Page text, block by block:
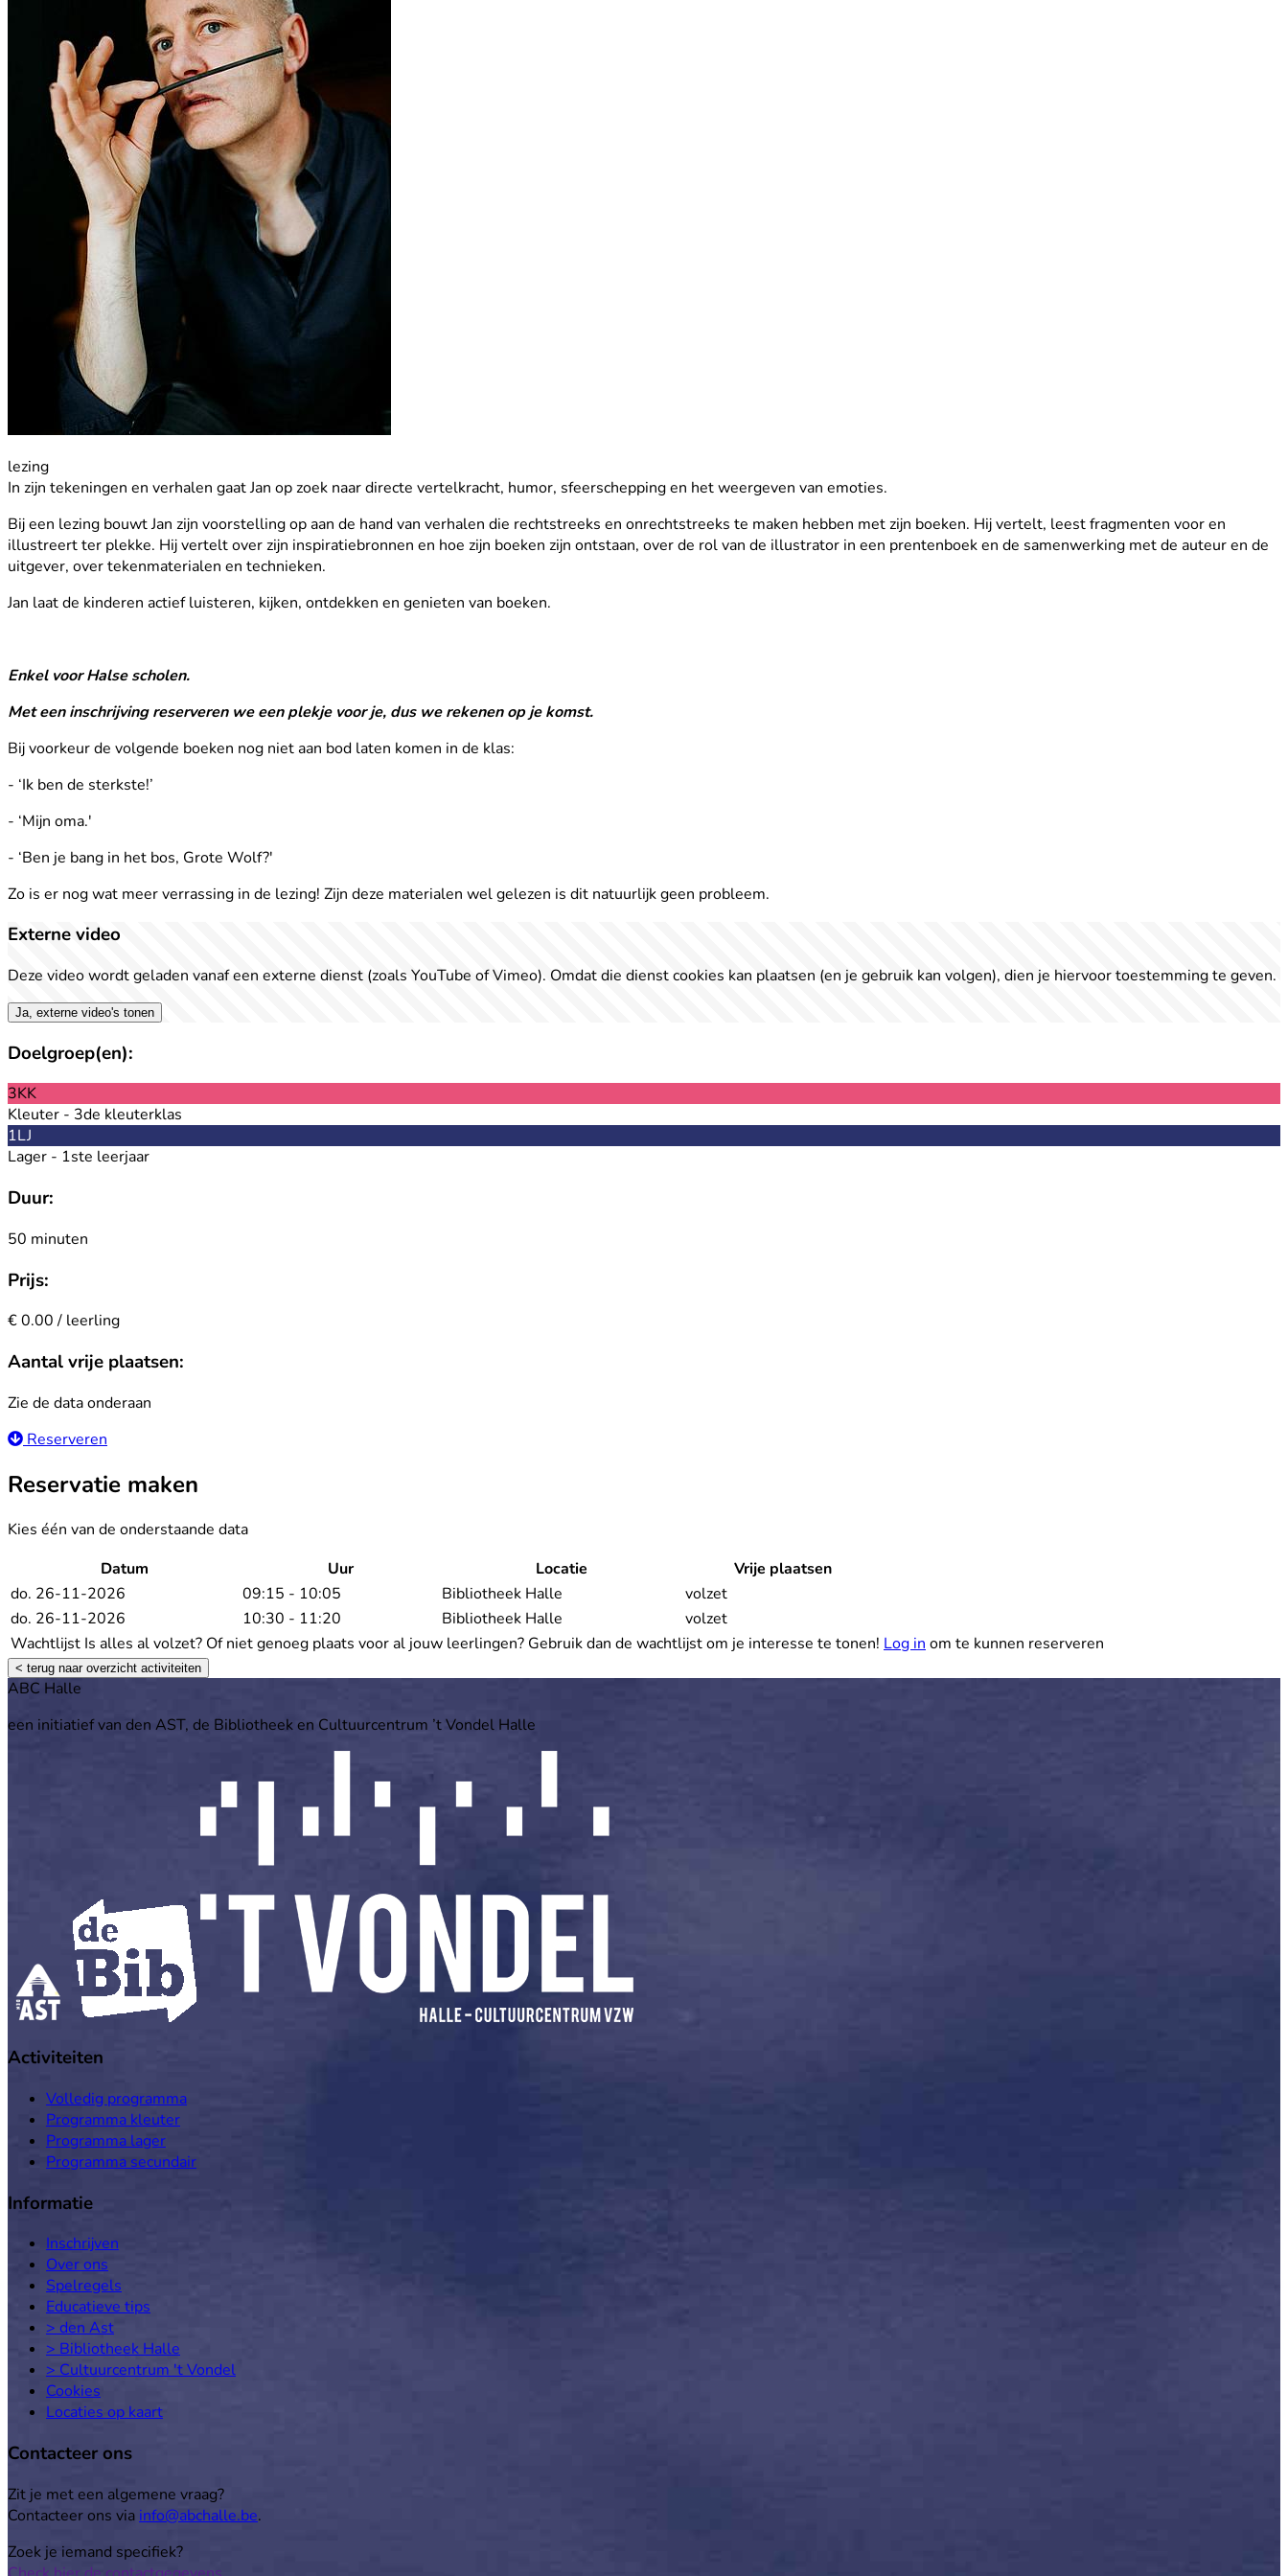
lezing
In zijn tekeningen en verhalen gaat Jan op zoek naar directe vertelkracht, humor, sfeerschepping en het weergeven van emoties.
Bij een lezing bouwt Jan zijn voorstelling op aan de hand van verhalen die rechtstreeks en onrechtstreeks te maken hebben met zijn boeken. Hij vertelt, leest fragmenten voor en
illustreert ter plekke. Hij vertelt over zijn inspiratiebronnen en hoe zijn boeken zijn ontstaan, over de rol van de illustrator in een prentenboek en de samenwerking met de auteur en de
uitgever, over tekenmaterialen en technieken.
Jan laat de kinderen actief luisteren, kijken, ontdekken en genieten van boeken.
Enkel voor Halse scholen.
Met een inschrijving reserveren we een plekje voor je, dus we rekenen op je komst.
Bij voorkeur de volgende boeken nog niet aan bod laten komen in de klas:
- ‘Ik ben de sterkste!’
- ‘Mijn oma.'
- ‘Ben je bang in het bos, Grote Wolf?'
Zo is er nog wat meer verrassing in de lezing! Zijn deze materialen wel gelezen is dit natuurlijk geen probleem.
Externe video
Deze video wordt geladen vanaf een externe dienst (zoals YouTube of Vimeo). Omdat die dienst cookies kan plaatsen (en je gebruik kan volgen), dien je hiervoor toestemming te geven.
Ja, externe video's tonen
Doelgroep(en):
3KK
Kleuter - 3de kleuterklas
1LJ
Lager - 1ste leerjaar
Duur:
50 minuten
Prijs:
€ 0.00 / leerling
Aantal vrije plaatsen:
Zie de data onderaan
Reserveren
Reservatie maken
Kies één van de onderstaande data
Datum
Uur Locatie Vrije plaatsen
do. 26-11-2026 09:15 - 10:05 Bibliotheek Halle
volzet
do. 26-11-2026
10:30 - 11:20 Bibliotheek Halle
volzet
Wachtlijst Is alles al volzet? Of niet genoeg plaats voor al jouw leerlingen? Gebruik dan de wachtlijst om je interesse te tonen! Log in om te kunnen reserveren
< terug naar overzicht activiteiten
Footer
ABC Halle
een initiatief van den AST, de Bibliotheek en Cultuurcentrum ’t Vondel Halle
Activiteiten
Volledig programma
Programma kleuter
Programma lager
Programma secundair
Informatie
Inschrijven
Over ons
Spelregels
Educatieve tips
> den Ast
> Bibliotheek Halle
> Cultuurcentrum 't Vondel
Cookies
Locaties op kaart
Contacteer ons
Zit je met een algemene vraag?
Contacteer ons via info@abchalle.be.
Zoek je iemand specifiek?